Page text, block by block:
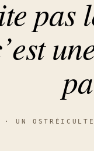
pas
· UN